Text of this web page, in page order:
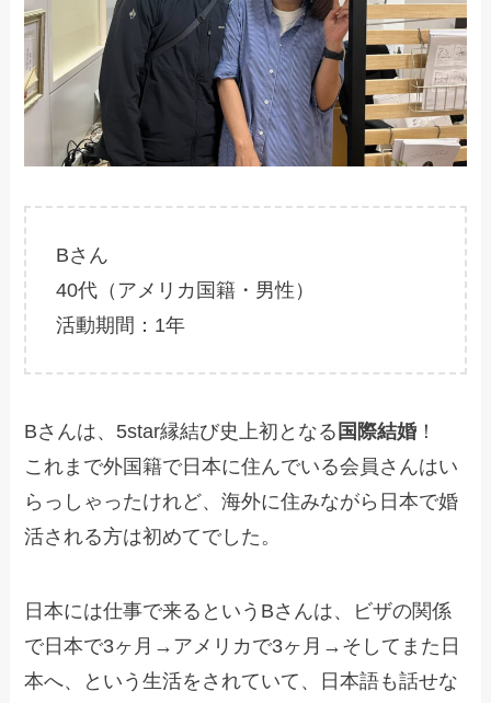
Bさん
40代（アメリカ国籍・男性）
活動期間：1年
Bさんは、5star縁結び史上初となる 国際結婚 ！
これまで外国籍で日本に住んでいる会員さんはい
らっしゃったけれど、海外に住みながら日本で婚
活される方は初めてでした。
日本には仕事で来るというBさんは、ビザの関係
で日本で3ヶ月→アメリカで3ヶ月→そしてまた日
本へ、という生活をされていて、日本語も話せな